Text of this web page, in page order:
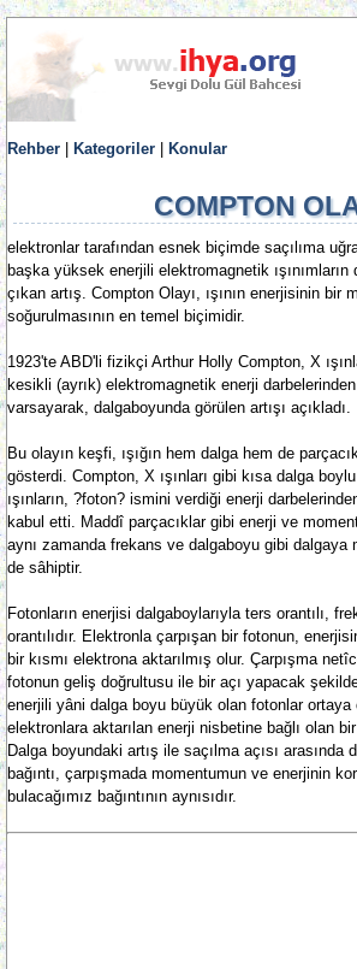
Rehber Kategoriler Konular
COMPTON
elektronlar tarafından esnek biçimde saçılıma
başka yüksek enerjili elektromagnetik ışınımların
çıkan artış. Compton Olayı, ışının enerjisinin bir
soğurulmasının en temel biçimidir.
1923'te ABD'li fizikçi Arthur Holly Compton, X
kesikli (ayrık) elektromagnetik enerji
varsayarak, dalgaboyunda görülen artışı açıkladı.
Bu olayın keşfi, ışığın hem dalga hem de
gösterdi. Compton, X ışınları gibi kısa dalga
ışınların, ?foton? ismini verdiği enerji
kabul etti. Maddî parçacıklar gibi enerji ve
aynı zamanda frekans ve dalgaboyu gibi dalgaya
de sâhiptir.
Fotonların enerjisi dalgaboylarıyla ters orantılı,
orantılıdır. Elektronla çarpışan bir fotonun,
bir kısmı elektrona aktarılmış olur. Çarpışma
fotonun geliş doğrultusu ile bir açı yapacak
enerjili yâni dalga boyu büyük olan fotonlar ortaya
elektronlara aktarılan enerji nisbetine bağlı olan
Dalga boyundaki artış ile saçılma açısı arasında
bağıntı, çarpışmada momentumun ve enerjinin
bulacağımız bağıntının aynısıdır.